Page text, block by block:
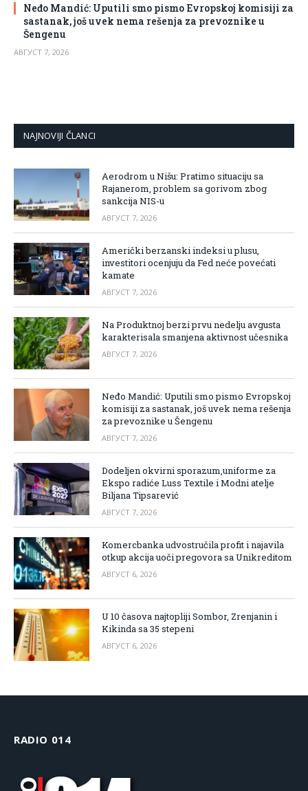
Neđo Mandić: Uputili smo pismo Evropskoj komisiji za
sastanak, još uvek nema rešenja za prevoznike u
Šengenu
АВГУСТ 7, 2026
NAJNOVIJI ČLANCI
Aerodrom u Nišu: Pratimo situaciju sa
Rajanerom, problem sa gorivom zbog
sankcija NIS-u
АВГУСТ 7, 2026
Američki berzanski indeksi u plusu,
investitori ocenjuju da Fed neće povećati
kamate
АВГУСТ 7, 2026
Na Produktnoj berzi prvu nedelju avgusta
karakterisala smanjena aktivnost učesnika
АВГУСТ 7, 2026
Neđo Mandić: Uputili smo pismo Evropskoj
komisiji za sastanak, još uvek nema rešenja
za prevoznike u Šengenu
АВГУСТ 7, 2026
Dodeljen okvirni sporazum,uniforme za
Ekspo radiće Luss Textile i Modni atelje
Biljana Tipsarević
АВГУСТ 7, 2026
Komercbanka udvostručila profit i najavila
otkup akcija uoči pregovora sa Unikreditom
АВГУСТ 6, 2026
U 10 časova najtopliji Sombor, Zrenjanin i
Kikinda sa 35 stepeni
АВГУСТ 6, 2026
RADIO 014